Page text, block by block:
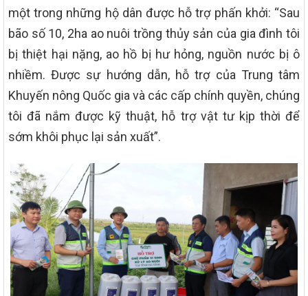
một trong những hộ dân được hỗ trợ phấn khởi: “Sau
bão số 10, 2ha ao nuôi trồng thủy sản của gia đình tôi
bị thiệt hại nặng, ao hồ bị hư hỏng, nguồn nước bị ô
nhiềm. Được sự hướng dẫn, hỗ trợ của Trung tâm
Khuyến nông Quốc gia và các cấp chính quyền, chúng
tôi đã nắm được kỹ thuật, hỗ trợ vật tư kịp thời để
sớm khôi phục lại sản xuất”.